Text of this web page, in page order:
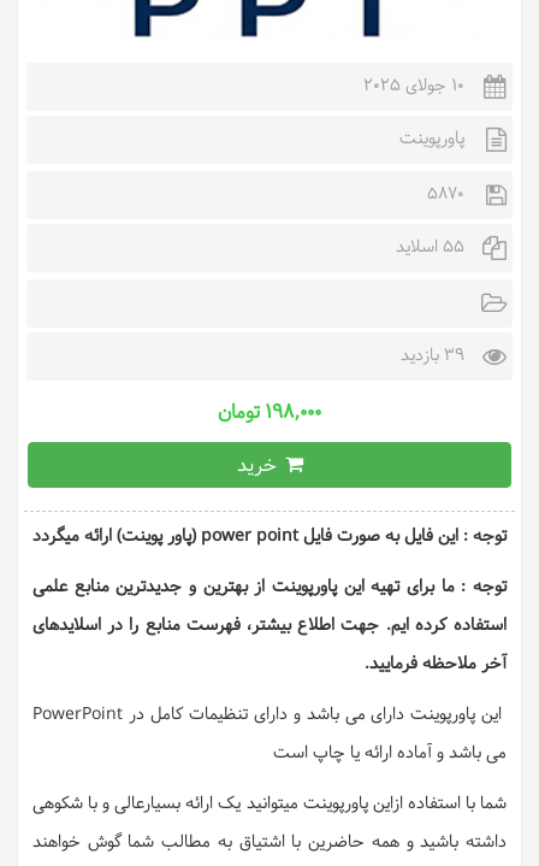
10 جولای 2025
پاورپوینت
5870
55 اسلاید
39 بازدید
۱۹۸,۰۰۰ تومان
خرید
توجه : این فایل به صورت فایل power point (پاور پوینت) ارائه میگردد
توجه : ما برای تهیه این پاورپوینت از بهترین و جدیدترین منابع علمی
استفاده کرده ایم. جهت اطلاع بیشتر، فهرست منابع را در اسلایدهای
آخر ملاحظه فرمایید.
این پاورپوینت دارای می باشد و دارای تنظیمات کامل در PowerPoint
می باشد و آماده ارائه یا چاپ است
شما با استفاده ازاین پاورپوینت میتوانید یک ارائه بسیارعالی و با شکوهی
داشته باشید و همه حاضرین با اشتیاق به مطالب شما گوش خواهند